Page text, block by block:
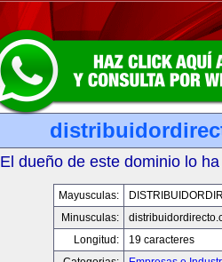
El dueño de este dominio lo
Mayusculas:
Minusculas:
Longitud:
19 caracteres